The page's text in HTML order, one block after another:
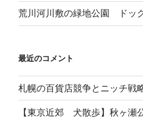
荒川河川敷の緑地公園 ドッ
最近のコメント
札幌の百貨店競争とニッチ戦
【東京近郊 犬散歩】秋ヶ瀬